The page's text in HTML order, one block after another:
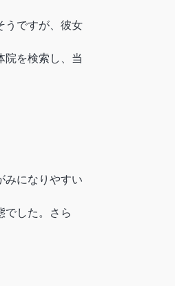
うですが、彼女
院を検索し、当
みになりやすい
でした。さら